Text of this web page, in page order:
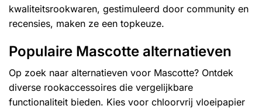
kwaliteitsrookwaren, gestimuleerd door community en
recensies, maken ze een topkeuze.
Populaire Mascotte alternatieven
Op zoek naar alternatieven voor Mascotte? Ontdek
diverse rookaccessoires die vergelijkbare
functionaliteit bieden. Kies voor chloorvrij vloeipapier